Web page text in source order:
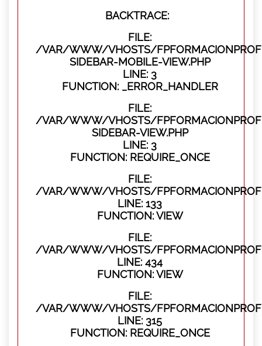
BACKTRACE:
FILE:
/VAR/WWW/VHOSTS/
SIDEBAR-MOBILE-VIEW.PHP
LINE: 3
FUNCTION: _ERROR_HANDLER
FILE:
/VAR/WWW/VHOSTS/
SIDEBAR-VIEW.PHP
LINE: 3
FUNCTION: REQUIRE_ONCE
FILE:
/VAR/WWW/VHOSTS/
LINE: 133
FUNCTION: VIEW
FILE:
/VAR/WWW/VHOSTS/
LINE: 434
FUNCTION: VIEW
FILE:
/VAR/WWW/VHOSTS/
LINE: 315
FUNCTION: REQUIRE_ONCE